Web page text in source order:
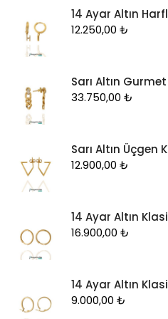
14 Ayar Altın
12.250,00 ₺
Sarı Altın
33.750,00 ₺
Sarı Altın Üçgen
12.900,00 ₺
14 Ayar Altın
16.900,00 ₺
14 Ayar Altın
9.000,00 ₺